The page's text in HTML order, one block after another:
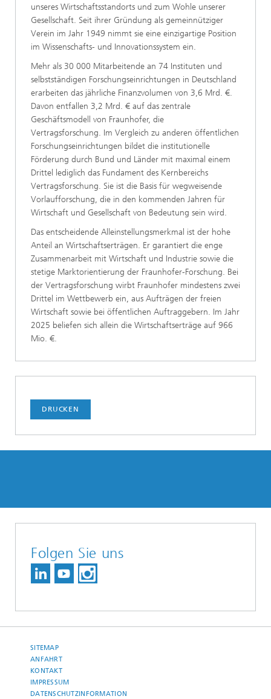
unseres Wirtschaftsstandorts und zum Wohle unserer
Gesellschaft. Seit ihrer Gründung als gemeinnütziger
Verein im Jahr 1949 nimmt sie eine einzigartige Position
im Wissenschafts- und Innovationssystem ein.
Mehr als 30 000 Mitarbeitende an 74 Instituten und
selbstständigen Forschungseinrichtungen in Deutschland
erarbeiten das jährliche Finanzvolumen von 3,6 Mrd. €.
Davon entfallen 3,2 Mrd. € auf das zentrale
Geschäftsmodell von Fraunhofer, die
Vertragsforschung. Im Vergleich zu anderen öffentlichen
Forschungseinrichtungen bildet die institutionelle
Förderung durch Bund und Länder mit maximal einem
Drittel lediglich das Fundament des Kernbereichs
Vertragsforschung. Sie ist die Basis für wegweisende
Vorlaufforschung, die in den kommenden Jahren für
Wirtschaft und Gesellschaft von Bedeutung sein wird.
Das entscheidende Alleinstellungsmerkmal ist der hohe
Anteil an Wirtschaftserträgen. Er garantiert die enge
Zusammenarbeit mit Wirtschaft und Industrie sowie die
stetige Marktorientierung der Fraunhofer-Forschung. Bei
der Vertragsforschung wirbt Fraunhofer mindestens zwei
Drittel im Wettbewerb ein, aus Aufträgen der freien
Wirtschaft sowie bei öffentlichen Auftraggebern. Im Jahr
2025 beliefen sich allein die Wirtschaftserträge auf 966
Mio. €.
DRUCKEN
Folgen Sie uns
SITEMAP
ANFAHRT
KONTAKT
IMPRESSUM
DATENSCHUTZINFORMATION